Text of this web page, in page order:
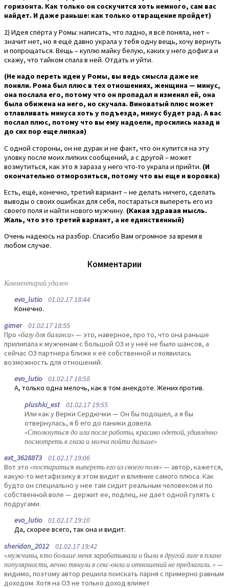
горизонта. Как только он соскучится хоть немного, сам вас
найдет. И даже раньше: как только отвращение пройдет)
2) Идея спёрта у Ромы: написать, что ладно, я всё поняла, нет –
значит нет, но я ещё давно украла у тебя одну вещь, хочу вернуть
и попрощаться. Вещь – куплю майку белую, каких у него дофига и
скажу, что тайком спала в ней. Отдать и уйти.
(Не надо переть идеи у Ромы, вы ведь смысла даже не
поняли. Рома был плюс в тех отношениях, женщина — минус,
она послала его, потому что он пропадал и изменял ей, она
была обижена на него, но скучала. Виноватый плюс может
отлавливать минуса хоть у подъезда, минус будет рад. А вас
послал плюс, потому что вы ему надоели, просились назад и
до сих пор еще липкая)
С одной стороны, он не дурак и не факт, что он купится на эту
уловку после моих липких сообщений, а с другой – может
возмутиться, как это я зараза у него что-то украла и прийти. (И
окончательно отморозиться, потому что вы еще и воровка)
Есть, ещё, конечно, третий вариант – не делать ничего, сделать
выводы о своих ошибках для себя, постараться выпереть его из
своего поля и найти нового мужчину. (Какая здравая мысль.
Жаль, что это третий вариант, а не единственный)
Очень надеюсь на разбор. Спасибо Вам огромное за время в
любом случае.
Комментарии
Комментарий удален
evo_lutio01.02.17 18:44
Конечно.
gimer01.02.17 18:55
Про «базу для баланса»— это, наверное, про то, что она раньше
прилипала к мужчинам с большой ОЗ и у неё не было шансов, а
сейчас ОЗ партнера ближе к её собственной и появилась
возможность для отношений.
evo_lutio01.02.17 18:58
А, только одна мелочь, как в том анекдоте. Жених против.
plushki_est01.02.17 19:55
Или как у Верки Сердючки — Он бы подошел, а я бы
отвернулась, я б его до паники довела.
«Столкнуться до или после работы, красиво одетой, удивлённо
посмотреть в глаза и молча пойти дальше»
ext_3628873 01.02.17 19:06
Вот это «постараться выпереть его из своего поля»— автор, кажется,
какую-то метафизику в этом видит и влияние самого плюса. Как
будто он специально у нее там сидит реальным человеком и по
собственной воле — держит ее, подлец, не дает одной гулять с
подругами.
evo_lutio01.02.17 19:10
Да, скорее всего, так она и видит.
sheridan_2012 01.02.17 19:42
«мужчины, кто больше меня зарабатывали и были в другой лиге в плане
популярности, вечно тянули в секс-онли и отношений не предлагали. «—
видимо, поэтому автор решила поискать парня с примерно равным
доходом. Хотя на ОЗ не только доход влияет